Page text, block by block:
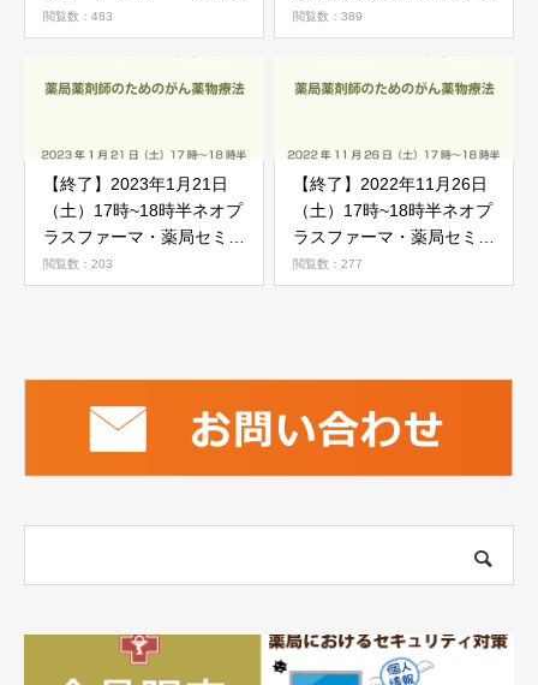
のための実践分子栄養学」
閲覧数：483
基本）6月「陰虚という状
態と薬」
閲覧数：389
【終了】2023年1月21日
（土）17時~18時半ネオプ
ラスファーマ・薬局セミナ
ー「がん薬物療法勉強会」
のご案内
閲覧数：203
【終了】2022年11月26日
（土）17時~18時半ネオプ
ラスファーマ・薬局セミナ
ー「がん薬物療法勉強会」
のご案内
閲覧数：277